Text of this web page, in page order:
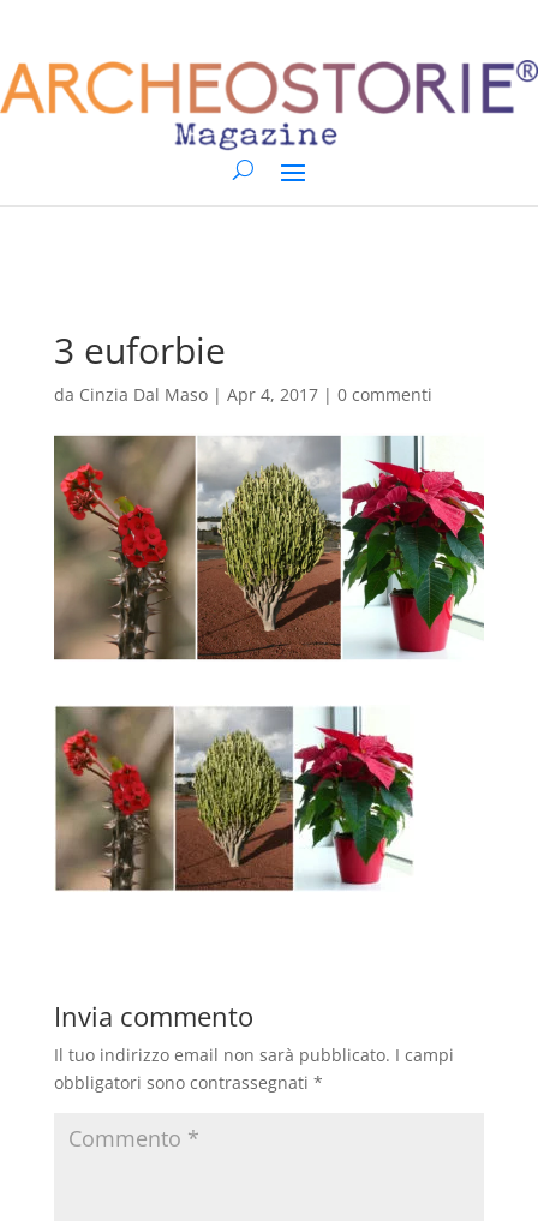
3 euforbie
da Cinzia Dal Maso| Apr 4, 2017| 0 commenti
Invia commento
Il tuo indirizzo email non sarà pubblicato. I campi
obbligatori sono contrassegnati *